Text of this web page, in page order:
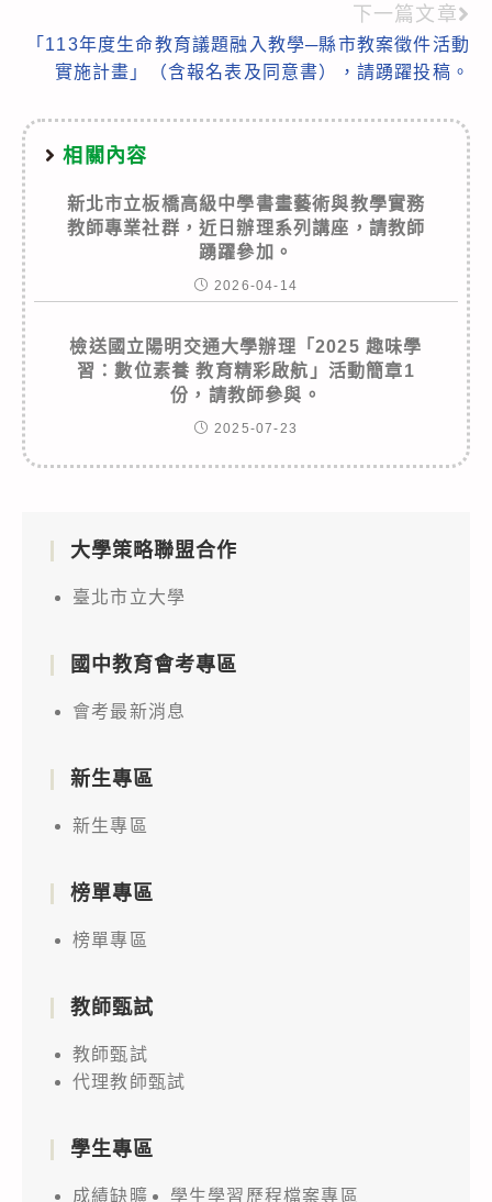
下一篇文章
「113年度生命教育議題融入教學─縣市教案徵件活動
實施計畫」（含報名表及同意書），請踴躍投稿。
相關內容
新北市立板橋高級中學書畫藝術與教學實務
教師專業社群，近日辦理系列講座，請教師
踴躍參加。
2026-04-14
檢送國立陽明交通大學辦理「2025 趣味學
習：數位素養 教育精彩啟航」活動簡章1
份，請教師參與。
2025-07-23
大學策略聯盟合作
臺北市立大學
國中教育會考專區
會考最新消息
新生專區
新生專區
榜單專區
榜單專區
教師甄試
教師甄試
代理教師甄試
學生專區
成績缺曠 學生學習歷程檔案專區